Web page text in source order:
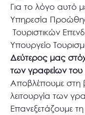
Για το λόγο αυτό
Υπηρεσία
Τουριστικών
Υπουργείο
Δεύτερος μας
των γραφείων του
Αποβλέπουμε στη
λειτουργία των
Επανεξετάζουμε